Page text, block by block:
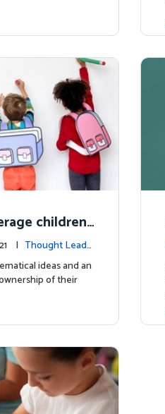
children'
inquiring m
| Thought Leade
ideas and an
of their